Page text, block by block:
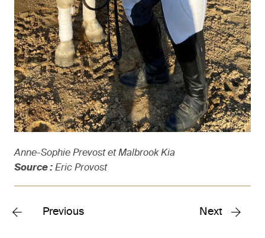
Anne-Sophie Prevost et Malbrook Kia
Source : Eric Provost
Previous Next